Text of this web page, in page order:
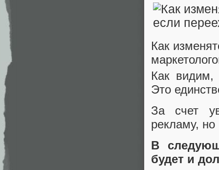
Как
Как видим,
Это
За счет
рекламу,
В
будет и